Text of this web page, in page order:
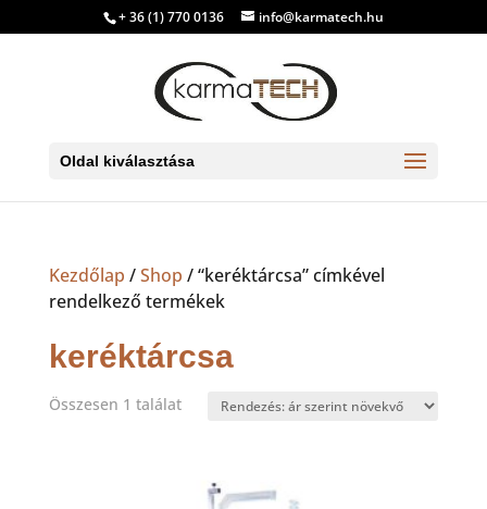
+ 36 (1) 770 0136 info@karmatech.hu
Oldal kiválasztása
Kezdőlap /Shop / “keréktárcsa” címkével
rendelkező termékek
keréktárcsa
Összesen 1 találat